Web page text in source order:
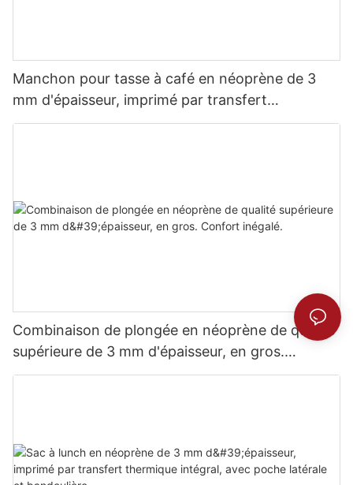
Manchon pour tasse à café en néoprène de 3
mm d'épaisseur, imprimé par transfert
thermique.
Combinaison de plongée en néoprène de qualité
supérieure de 3 mm d'épaisseur, en gros.
Confort inégalé.